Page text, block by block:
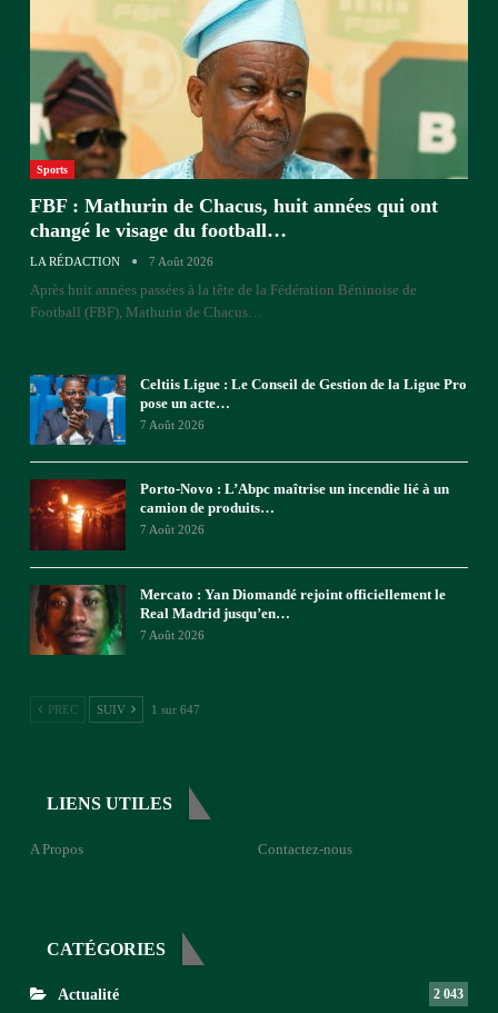
Sports
FBF : Mathurin de Chacus, huit années qui ont
changé le visage du football…
LA RÉDACTION 7 Août 2026
Après huit années passées à la tête de la Fédération Béninoise de
Football (FBF), Mathurin de Chacus
Celtiis Ligue : Le Conseil de Gestion de la Ligue Pro
pose un acte…
7 Août 2026
Porto-Novo : L’Abpc maîtrise un incendie lié à un
camion de produits…
7 Août 2026
Mercato : Yan Diomandé rejoint officiellement le
Real Madrid jusqu’en…
7 Août 2026
PREC SUIV 1 sur 647
LIENS UTILES
A Propos Contactez-nous
CATÉGORIES
Actualité 2 043